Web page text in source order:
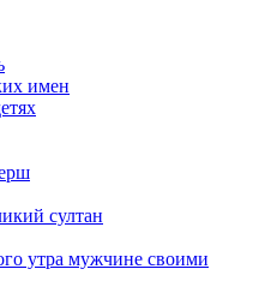
имен
султан
утра мужчине своими